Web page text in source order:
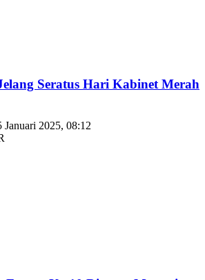
Seratus Hari Kabinet Merah
Januari 2025, 08:12